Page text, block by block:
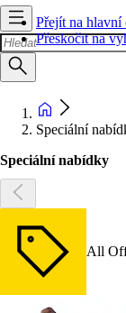
Přejít na hlavní
Přeskočit na
Speciální
Speciální nabídky
All